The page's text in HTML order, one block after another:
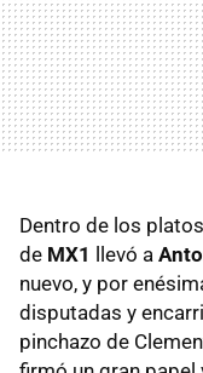
Dentro de los
de MX1 llevó a
nuevo, y por
disputadas y
pinchazo de